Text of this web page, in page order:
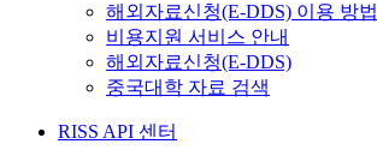
해외자료신청(E-DDS) 이용 방법
비용지원 서비스 안내
해외자료신청(E-DDS)
중국대학 자료 검색
RISS API 센터